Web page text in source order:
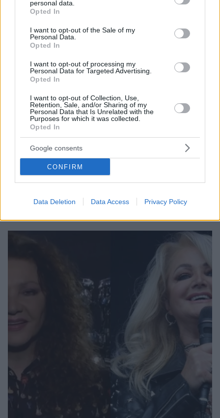
grant or deny consent to Google and its third-party tags to
use your data for below specified purposes in below Google
consent section.
personal data.
Opted In
I want to opt-out of the Sale of my
Personal Data.
Opted In
I want to opt-out of processing my
Personal Data for Targeted Advertising.
Opted In
I want to opt-out of Collection, Use,
Retention, Sale, and/or Sharing of my
Personal Data that Is Unrelated with the
Purposes for which it was collected.
Opted In
Google consents
CONFIRM
Data Deletion Data Access Privacy Policy
Alice Cooper, Bonnie Tyler και Σάκης Ρουβάς
τραγουδούν στο Ηρώδειο για την επιστροφή των
Γλυπτών του Παρθενώνα
Πρόκειται για μια πρωτοβουλία του Αμερικανού
24.05.2022, 18:58 23